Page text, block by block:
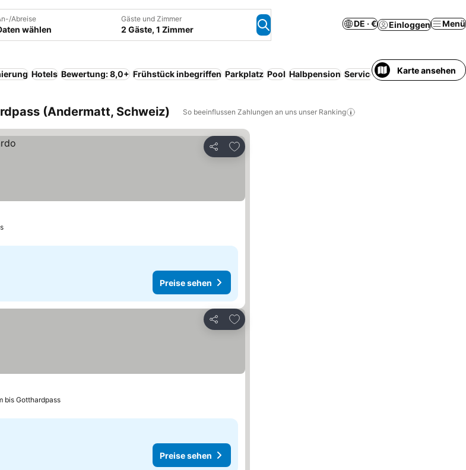
Abreise
wählen
Gäste und Zimmer
2 Gäste, 1 Zimmer
DE · € Einloggen Menü
Hotels Bewertung: 8,0+ Frühstück inbegriffen Parkplatz Pool Halbpension Serviced apartmentKarte ansehen
(Andermatt, Schweiz) So beeinflussen Zahlungen an uns unser Ranking
Teilen
Zu Favoriten hinzufügen
Preise sehen
Teilen
Zu Favoriten hinzufügen
bis Gotthardpass
Preise sehen